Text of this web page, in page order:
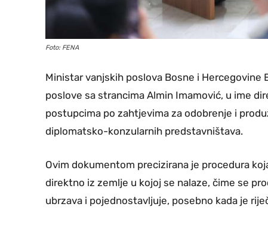
Foto: FENA
Ministar vanjskih poslova Bosne i Hercegovine
poslove sa strancima Almin Imamović, u ime
postupcima po zahtjevima za odobrenje i
diplomatsko-konzularnih predstavništava.
Ovim dokumentom precizirana je procedura
direktno iz zemlje u kojoj se nalaze, čime se
ubrzava i pojednostavljuje, posebno kada je